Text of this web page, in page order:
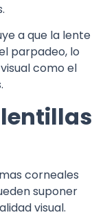
a que la lente
parpadeo, lo
como el
corneales
suponer
visual.